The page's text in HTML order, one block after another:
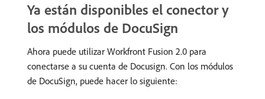
Ya están disponibles el conector y
los módulos de DocuSign
Ahora puede utilizar Workfront Fusion 2.0 para
conectarse a su cuenta de Docusign. Con los módulos
de DocuSign, puede hacer lo siguiente: